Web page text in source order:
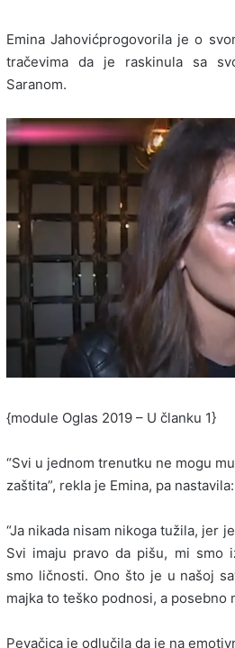
Emina Jahovićprogovorila je o
tračevima da je raskinula sa
Saranom.
{module Oglas 2019 – U članku 1}
“Svi u jednom trenutku ne mogu
zaštita”, rekla je Emina, pa nastavila:
“Ja nikada nisam nikoga tužila, jer
Svi imaju pravo da pišu, mi smo
smo ličnosti. Ono što je u našoj
majka to teško podnosi, a posebno
Pevačica je odlučila da je na